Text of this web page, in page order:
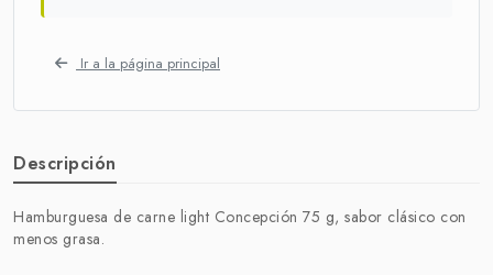
Ir a la página principal
Descripción
Hamburguesa de carne light Concepción 75 g, sabor clásico con
menos grasa.